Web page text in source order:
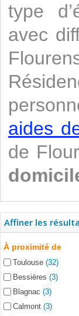
type
avec
aides
de
Affiner les
À proximité de
Toulouse (32)
Bessières (3)
Blagnac (3)
Calmont (3)